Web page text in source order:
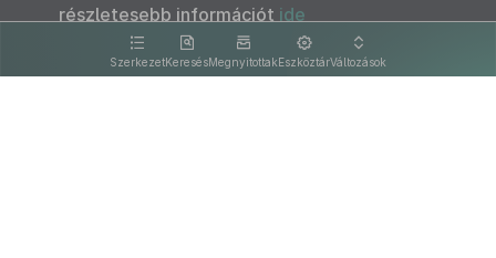
SzerkezetKeresésMegnyitottakEszköztárVáltozások
részletesebb információt ide
kattintva olvashat.